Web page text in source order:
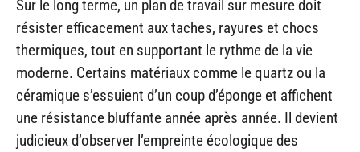
Sur le long terme, un plan de travail sur mesure doit
résister efficacement aux taches, rayures et chocs
thermiques, tout en supportant le rythme de la vie
moderne. Certains matériaux comme le quartz ou la
céramique s’essuient d’un coup d’éponge et affichent
une résistance bluffante année après année. Il devient
judicieux d’observer l’empreinte écologique des